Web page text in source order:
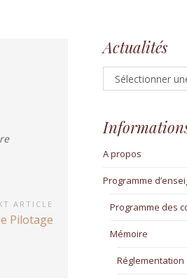
ARTICLE
Pilotage
Actualités
Actualités
A propos
Programme
Programme des
Mémoire
Réglementation